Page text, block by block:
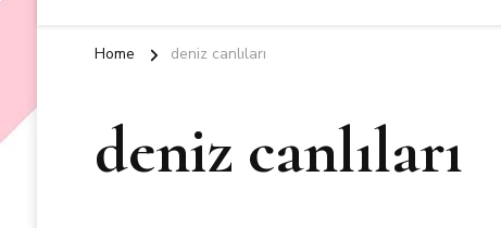
Home deniz canlıları
deniz canlıları